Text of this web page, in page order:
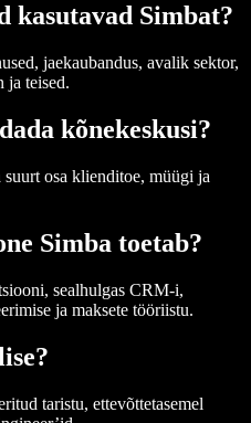
kasutavad Simbat?
jaekaubandus, avalik sektor,
ja teised.
kõnekeskusi?
osa klienditoe, müügi ja
Simba toetab?
sealhulgas CRM-i,
ja maksete tööriistu.
taristu, ettevõttetasemel